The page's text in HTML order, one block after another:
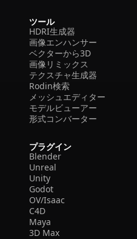
ツール
HDRI生成器
画像エンハンサー
ベクターから3D
画像リミックス
テクスチャ生成器
Rodin検索
メッシュエディター
モデルビューアー
形式コンバーター
プラグイン
Blender
Unreal
Unity
Godot
OV/Isaac
C4D
Maya
3D Max